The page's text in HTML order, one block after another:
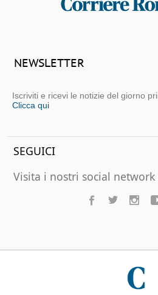
NEWSLETTER
Iscriviti e ricevi le notizie del giorno
Clicca qui
SEGUICI
Visita i nostri social